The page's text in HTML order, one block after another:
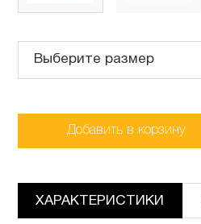
Выберите размер
Добавить в корзину
ХАРАКТЕРИСТИКИ